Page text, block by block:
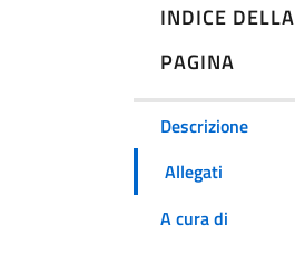
INDICE DELLA
PAGINA
Descrizione
Allegati
A cura di